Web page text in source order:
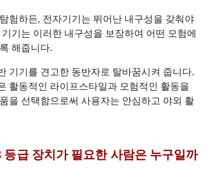
험하든, 전자기기는 뛰어난 내구성을 갖춰야
기는 이러한 내구성을 보장하여 어떤 모험에
해줍니다.
기기를 견고한 동반자로 탈바꿈시켜 줍니다.
활동적인 라이프스타일과 모험적인 활동을
을 선택함으로써 사용자는 안심하고 야외 활
급 장치가 필요한 사람은 누구일까